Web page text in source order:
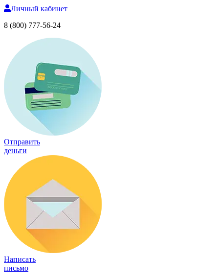
Личный кабинет
8 (800) 777-56-24
Отправить
деньги
Написать
письмо